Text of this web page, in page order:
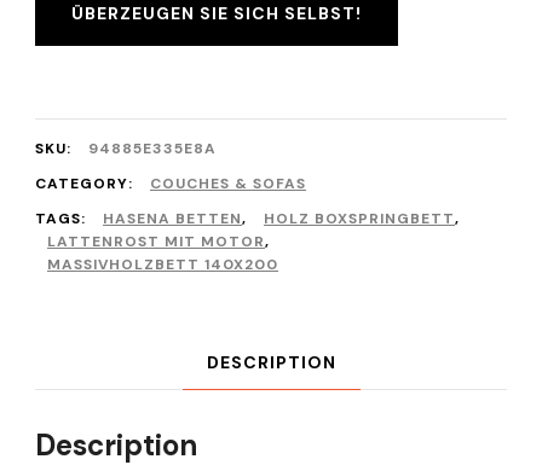
ÜBERZEUGEN SIE SICH SELBST!
SKU:
94885E335E8A
CATEGORY:
COUCHES & SOFAS
TAGS:
HASENA BETTEN, HOLZ BOXSPRINGBETT,
LATTENROST MIT MOTOR,
MASSIVHOLZBETT 140X200
DESCRIPTION
Description